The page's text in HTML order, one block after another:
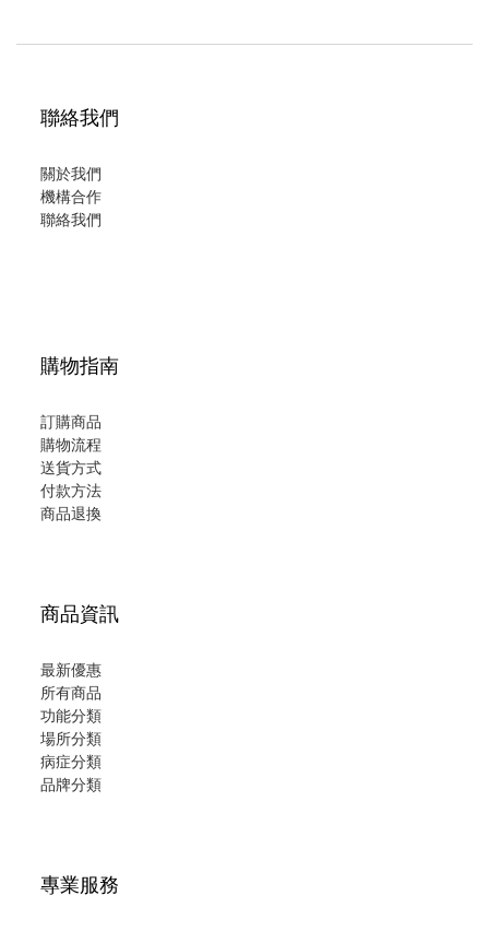
聯絡我們
關於我們
機構合作
聯絡我們
購物指南
訂購商品
購物流程
送貨方式
付款方法
商品退換
商品資訊
最新優惠
所有商品
功能分類
場所分類
病症分類
品牌分類
專業服務